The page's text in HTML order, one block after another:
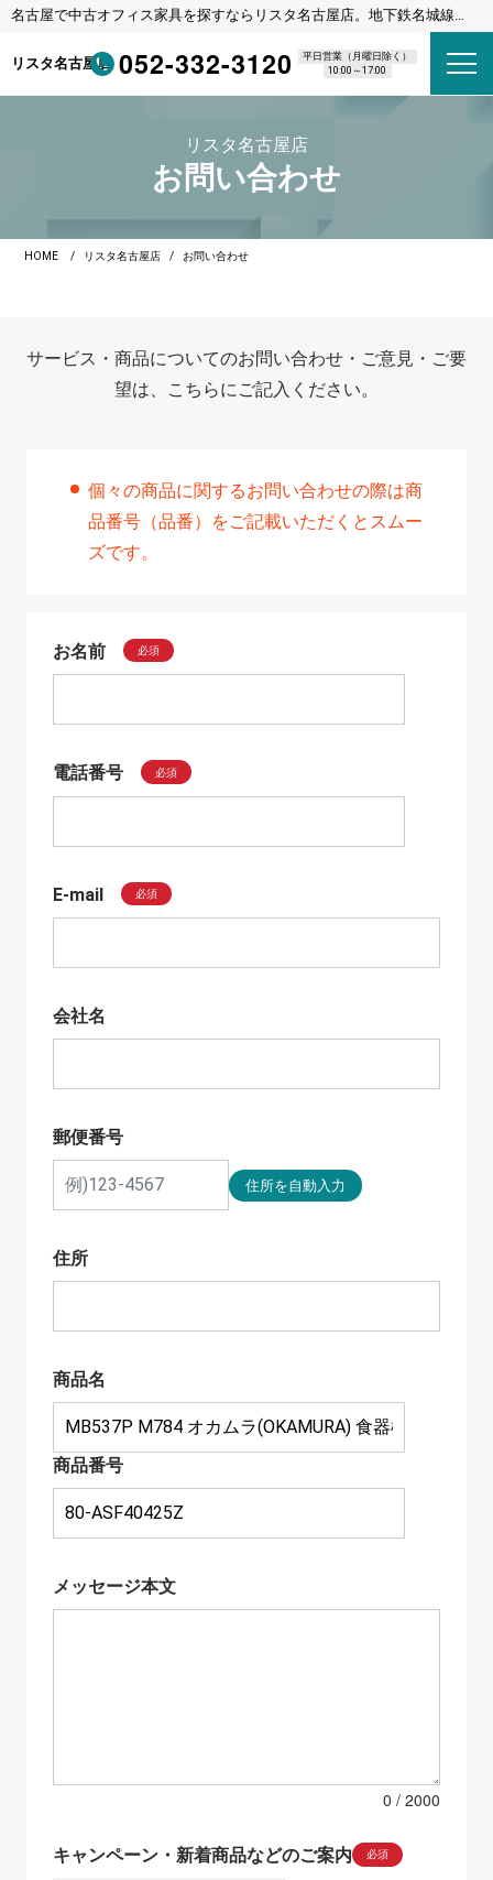
名古屋で中古オフィス家具を探すならリスタ名古屋店。地下鉄名城線
リスタ名古屋店 052-332-3120
平日営業（月曜日除く）
10:00～17:00
リスタ名古屋店
お問い合わせ
HOME リスタ名古屋店 お問い合わせ
サービス・商品についてのお問い合わせ・ご意見・ご要
望は、こちらにご記入ください。
個々の商品に関するお問い合わせの際は商
品番号（品番）をご記載いただくとスムー
ズです。
お名前 必須
電話番号 必須
E-mail 必須
会社名
郵便番号
住所
商品名
商品番号
メッセージ本文
0
キャンペーン・新着商品などのご案内 必須